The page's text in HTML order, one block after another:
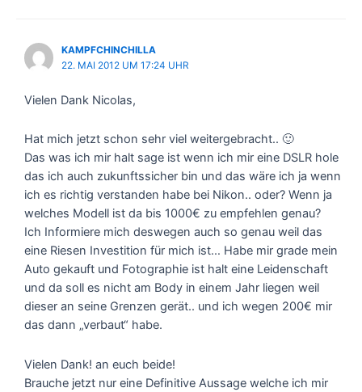
KAMPFCHINCHILLA
22. MAI 2012 UM 17:24 UHR
Vielen Dank Nicolas,
Hat mich jetzt schon sehr viel weitergebracht.. 🙂
Das was ich mir halt sage ist wenn ich mir eine DSLR hole
das ich auch zukunftssicher bin und das wäre ich ja wenn
ich es richtig verstanden habe bei Nikon.. oder? Wenn ja
welches Modell ist da bis 1000€ zu empfehlen genau?
Ich Informiere mich deswegen auch so genau weil das
eine Riesen Investition für mich ist… Habe mir grade mein
Auto gekauft und Fotographie ist halt eine Leidenschaft
und da soll es nicht am Body in einem Jahr liegen weil
dieser an seine Grenzen gerät.. und ich wegen 200€ mir
das dann „verbaut“ habe.
Vielen Dank! an euch beide!
Brauche jetzt nur eine Definitive Aussage welche ich mir